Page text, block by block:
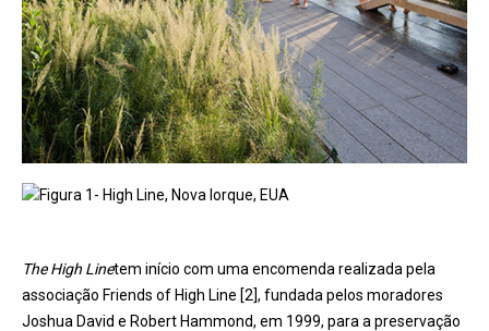
Figura 1- High Line, Nova Iorque, EUA
The High Linetem início com uma encomenda realizada pela
associação Friends of High Line [2], fundada pelos moradores
Joshua David e Robert Hammond, em 1999, para a preservação